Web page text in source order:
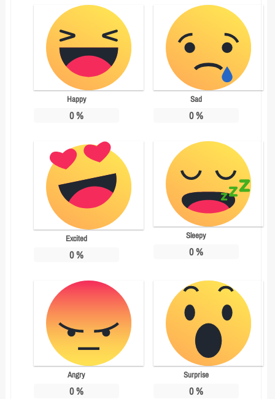
Happy
0%
Sad
0%
Excited
0%
Sleepy
0%
Angry
0%
Surprise
0%